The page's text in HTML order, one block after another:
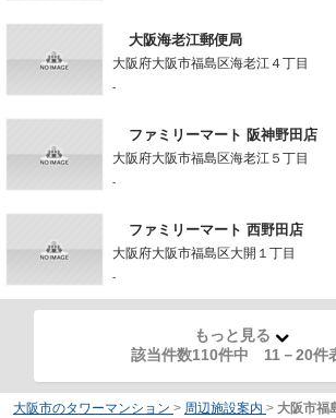
大阪海老江郵便局
大阪府大阪市福島区海老江４丁目
-
ファミリーマート 阪神野田店
大阪府大阪市福島区海老江５丁目
-
ファミリーマート 西野田店
大阪府大阪市福島区大開１丁目
-
もっと見る
該当件数110件中 11－20件
大阪市のタワーマンション > 周辺施設案内 > 大阪市福